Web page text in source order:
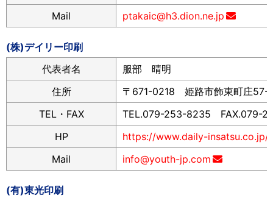
Mail
ptakaic@h3.dion.ne.jp
(株)デイリー印刷
代表者名
服部 晴明
住所
〒671-0218 姫路市飾東町庄57-
TEL・FAX
TEL.079-253-8235 FAX.079-
HP
https://www.daily-insatsu.co.jp/
Mail
info@youth-jp.com
(有)東光印刷